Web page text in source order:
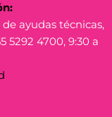
ayudas técnicas,
5292 4700, 9:30 a